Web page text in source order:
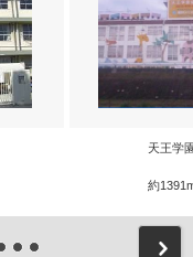
天王学
約